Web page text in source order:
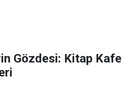
Gözdesi: Kitap Kafe